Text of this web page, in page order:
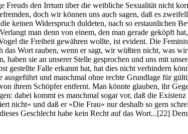
den Irrtum über die weibliche Sexualität nicht
doch wir können uns auch sagen, daß es
keinen Widerspruch duldeten, nach so erstaunlichen
man denn von einem, den man gerade geköpft
die Freiheit gewähren wollte, ist evident. Die
Wort rauben, wenn er sagt, wir wüßten nicht, was
haben sie an unserer Stelle gesprochen und uns mit
gestellte Falle erkannt hat, hat dies nicht verhindern
und manchmal ohne rechte Grundlage für
ihrem Schöpfer entfernt. Man könnte glauben, ihr
dabei kommt es manchmal sogar vor, daß die
nicht« und daß er »Die Frau« nur deshalb so gern
Geschlecht habe kein Recht auf das Wort...[22]